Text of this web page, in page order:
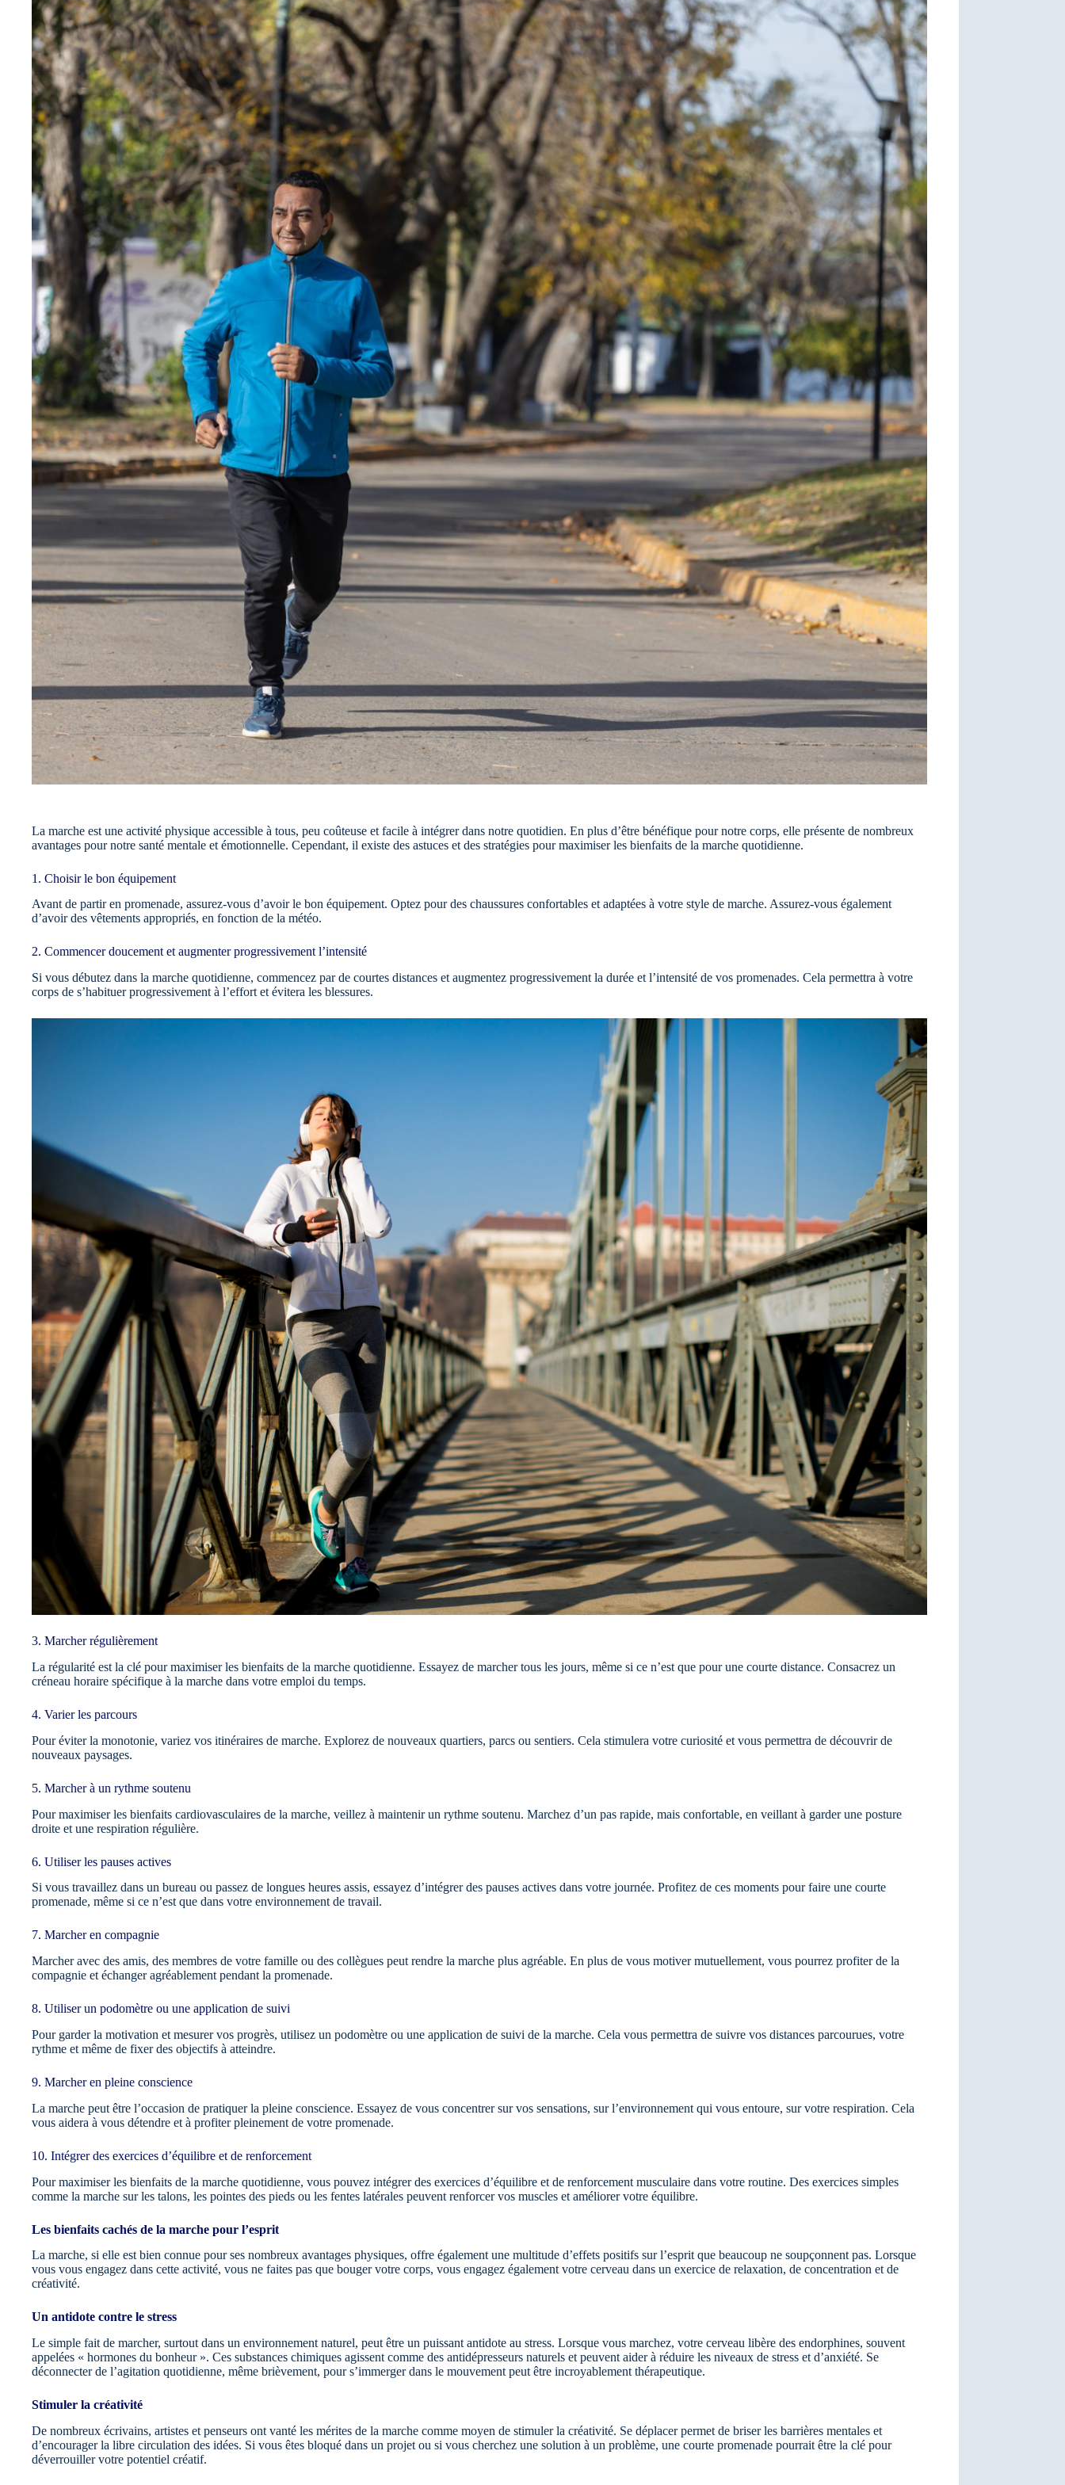
La marche est une activité physique accessible à tous, peu coûteuse et facile à intégrer dans notre quotidien. En plus d’être bénéfique pour notre corps, elle présente de nombreux
avantages pour notre santé mentale et émotionnelle. Cependant, il existe des astuces et des stratégies pour maximiser les bienfaits de la marche quotidienne.
1. Choisir le bon équipement
Avant de partir en promenade, assurez-vous d’avoir le bon équipement. Optez pour des chaussures confortables et adaptées à votre style de marche. Assurez-vous également
d’avoir des vêtements appropriés, en fonction de la météo.
2. Commencer doucement et augmenter progressivement l’intensité
Si vous débutez dans la marche quotidienne, commencez par de courtes distances et augmentez progressivement la durée et l’intensité de vos promenades. Cela permettra à votre
corps de s’habituer progressivement à l’effort et évitera les blessures.
3. Marcher régulièrement
La régularité est la clé pour maximiser les bienfaits de la marche quotidienne. Essayez de marcher tous les jours, même si ce n’est que pour une courte distance. Consacrez un
créneau horaire spécifique à la marche dans votre emploi du temps.
4. Varier les parcours
Pour éviter la monotonie, variez vos itinéraires de marche. Explorez de nouveaux quartiers, parcs ou sentiers. Cela stimulera votre curiosité et vous permettra de découvrir de
nouveaux paysages.
5. Marcher à un rythme soutenu
Pour maximiser les bienfaits cardiovasculaires de la marche, veillez à maintenir un rythme soutenu. Marchez d’un pas rapide, mais confortable, en veillant à garder une posture
droite et une respiration régulière.
6. Utiliser les pauses actives
Si vous travaillez dans un bureau ou passez de longues heures assis, essayez d’intégrer des pauses actives dans votre journée. Profitez de ces moments pour faire une courte
promenade, même si ce n’est que dans votre environnement de travail.
7. Marcher en compagnie
Marcher avec des amis, des membres de votre famille ou des collègues peut rendre la marche plus agréable. En plus de vous motiver mutuellement, vous pourrez profiter de la
compagnie et échanger agréablement pendant la promenade.
8. Utiliser un podomètre ou une application de suivi
Pour garder la motivation et mesurer vos progrès, utilisez un podomètre ou une application de suivi de la marche. Cela vous permettra de suivre vos distances parcourues, votre
rythme et même de fixer des objectifs à atteindre.
9. Marcher en pleine conscience
La marche peut être l’occasion de pratiquer la pleine conscience. Essayez de vous concentrer sur vos sensations, sur l’environnement qui vous entoure, sur votre respiration. Cela
vous aidera à vous détendre et à profiter pleinement de votre promenade.
10. Intégrer des exercices d’équilibre et de renforcement
Pour maximiser les bienfaits de la marche quotidienne, vous pouvez intégrer des exercices d’équilibre et de renforcement musculaire dans votre routine. Des exercices simples
comme la marche sur les talons, les pointes des pieds ou les fentes latérales peuvent renforcer vos muscles et améliorer votre équilibre.
Les bienfaits cachés de la marche pour l’esprit
La marche, si elle est bien connue pour ses nombreux avantages physiques, offre également une multitude d’effets positifs sur l’esprit que beaucoup ne soupçonnent pas. Lorsque
vous vous engagez dans cette activité, vous ne faites pas que bouger votre corps, vous engagez également votre cerveau dans un exercice de relaxation, de concentration et de
créativité.
Un antidote contre le stress
Le simple fait de marcher, surtout dans un environnement naturel, peut être un puissant antidote au stress. Lorsque vous marchez, votre cerveau libère des endorphines, souvent
appelées « hormones du bonheur ». Ces substances chimiques agissent comme des antidépresseurs naturels et peuvent aider à réduire les niveaux de stress et d’anxiété. Se
déconnecter de l’agitation quotidienne, même brièvement, pour s’immerger dans le mouvement peut être incroyablement thérapeutique.
Stimuler la créativité
De nombreux écrivains, artistes et penseurs ont vanté les mérites de la marche comme moyen de stimuler la créativité. Se déplacer permet de briser les barrières mentales et
d’encourager la libre circulation des idées. Si vous êtes bloqué dans un projet ou si vous cherchez une solution à un problème, une courte promenade pourrait être la clé pour
déverrouiller votre potentiel créatif.